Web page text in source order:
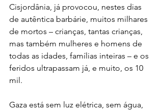
Cisjordânia, já provocou, nestes dias
de autêntica barbárie, muitos milhares
de mortos – crianças, tantas crianças,
mas também mulheres e homens de
todas as idades, famílias inteiras – e os
feridos ultrapassam já, e muito, os 10
mil.
Gaza está sem luz elétrica, sem água,